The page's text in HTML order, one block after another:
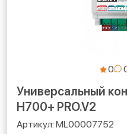
0
Универсальный
H700+ PRO.V2
ML00007752